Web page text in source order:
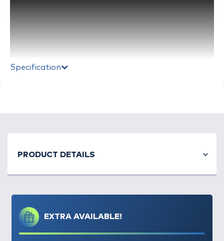
elsődleges szempont mindig a
Igyekszünk a felhasználóink számára olyan
eredményességüket és kényelmüket szolgálják.
2025-ben egy új,
termékcsalád
megkönnyítik az aprócikkek tárolását és
Specification
EXTRA AVAILABLE!
PRODUCT DETAILS